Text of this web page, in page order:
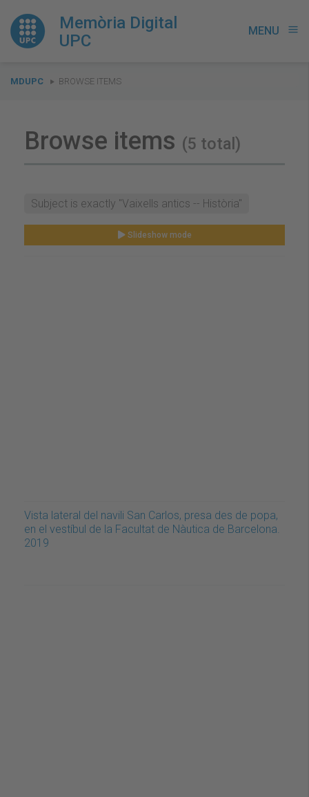
Memòria Digital
UPC
MENU menu
You
MDUPC BROWSE ITEMS
Browse items (5 total)
Subject is exactly "Vaixells antics -- Història"
Slideshow mode
Vista lateral del navili San Carlos, presa des de popa,
en el vestíbul de la Facultat de Nàutica de Barcelona.
2019